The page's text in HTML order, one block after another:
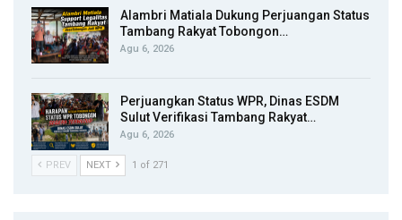
Alambri Matiala Dukung Perjuangan Status
Tambang Rakyat Tobongon…
Agu 6, 2026
Perjuangkan Status WPR, Dinas ESDM
Sulut Verifikasi Tambang Rakyat…
Agu 6, 2026
PREV NEXT 1 of 271